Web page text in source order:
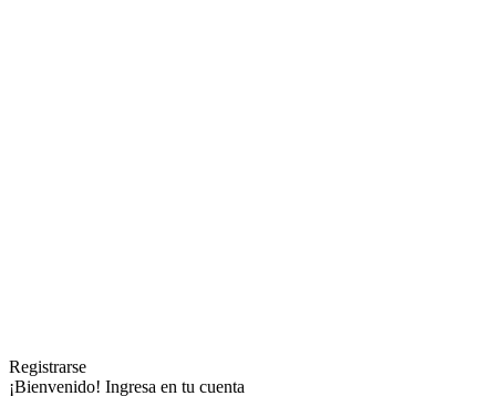
Registrarse
¡Bienvenido! Ingresa en tu cuenta